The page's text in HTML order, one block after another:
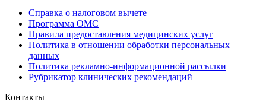
Справка о налоговом вычете
Программа ОМС
Правила предоставления медицинских услуг
Политика в отношении обработки персональных
данных
Политика рекламно-информационной рассылки
Рубрикатор клинических рекомендаций
Контакты